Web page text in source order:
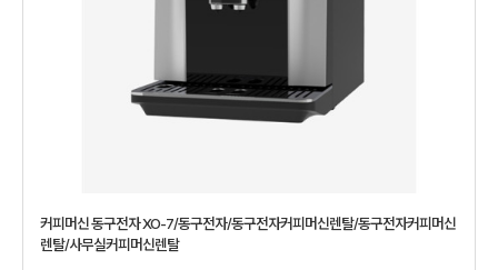
커피머신 동구전자 XO-7/동구전자/동구전자커피머신렌탈/동구전자커피머신
렌탈/사무실커피머신렌탈